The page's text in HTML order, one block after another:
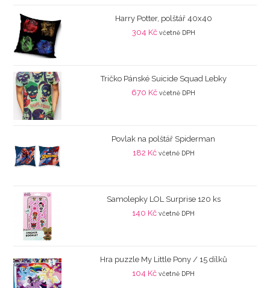
Harry Potter, polštář 40x40
304 Kč včetně DPH
Tričko Pánské Suicide Squad Lebky
670 Kč včetně DPH
Povlak na polštář Spiderman
182 Kč včetně DPH
Samolepky LOL Surprise 120 ks
140 Kč včetně DPH
Hra puzzle My Little Pony / 15 dílků
104 Kč včetně DPH